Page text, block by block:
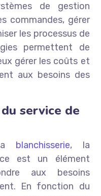
de gestion
commandes, gérer
les processus de
permettent de
gérer les coûts et
aux besoins des
service de
blanchisserie, la
est un élément
aux besoins
En fonction du